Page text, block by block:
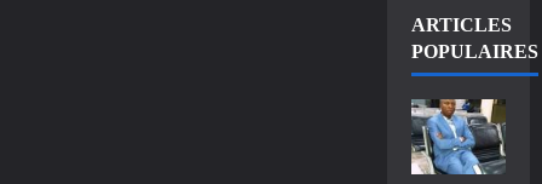
ARTICLES
POPULAIRES